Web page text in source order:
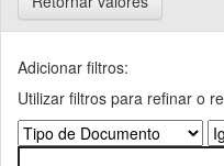
Adicionar filtros:
Utilizar filtros para refinar o